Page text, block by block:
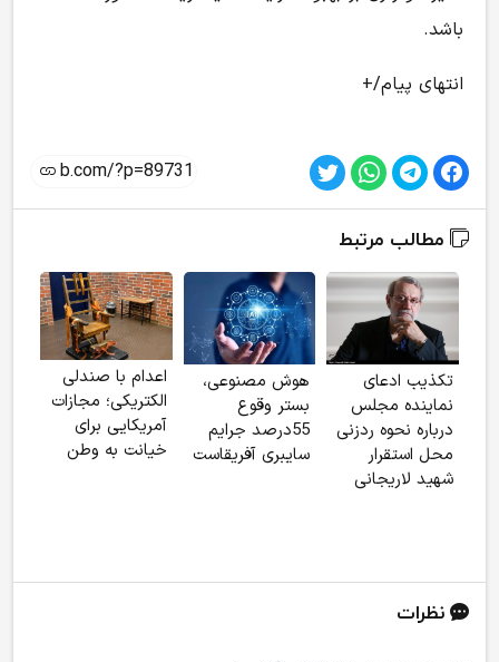
باشد.
انتهای پیام/+
مطالب مرتبط
تکذیب ادعای
نماینده مجلس
درباره نحوه ردزنی
محل استقرار
شهید لاریجانی
هوش مصنوعی،
بستر وقوع
55درصد جرایم
سایبری آفریقاست
اعدام با صندلی
الکتریکی؛ مجازات
آمریکایی برای
خیانت به وطن
نظرات